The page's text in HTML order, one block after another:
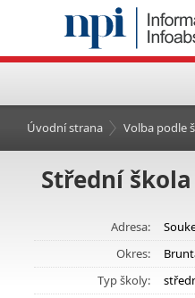
Úvodní strana Volba podle
Střední
Adresa:
Okres:
Typ školy: